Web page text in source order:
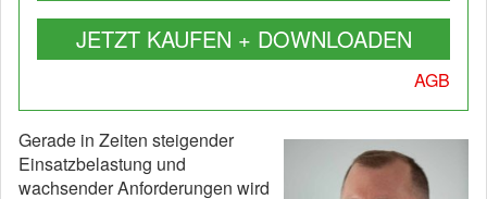
JETZT KAUFEN + DOWNLOADEN
AGB
Gerade in Zeiten steigender
Einsatzbelastung und
wachsender Anforderungen wird